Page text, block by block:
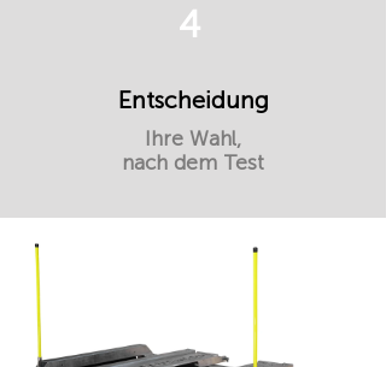
4
Entscheidung
Ihre Wahl,
nach dem Test